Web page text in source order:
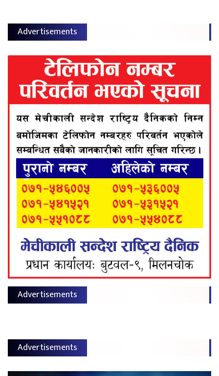
Advertisements
Advertisements
Advertisements